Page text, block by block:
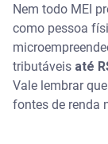
Nem todo MEI
como pessoa
tributáveis até
Vale lembrar
fontes de renda